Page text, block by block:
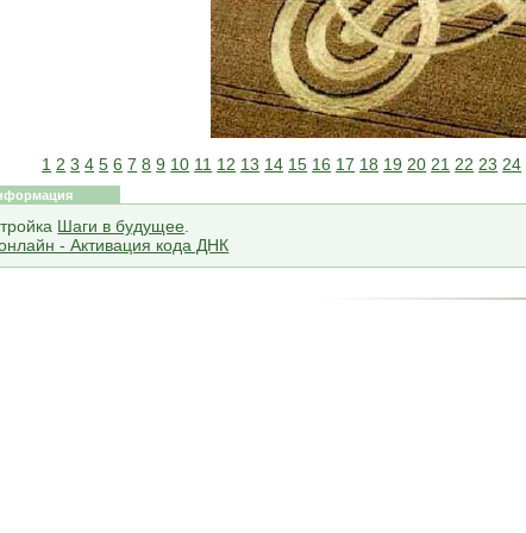
1 2 3 4 5 6 7 8 9 10 11 12 13 14 15 16 17 18 19 20 21 22 23 24
Шаги в будущее
- Активация кода ДНК